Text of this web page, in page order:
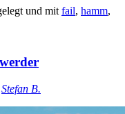
und mit fail, hamm,
Stefan B.